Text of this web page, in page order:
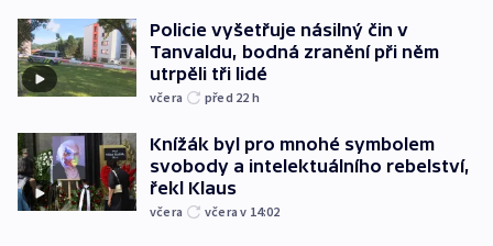
Policie vyšetřuje násilný čin v
Tanvaldu, bodná zranění při něm
utrpěli tři lidé
včera před 22 h
Knížák byl pro mnohé symbolem
svobody a intelektuálního rebelství,
řekl Klaus
včera včera v 14:02